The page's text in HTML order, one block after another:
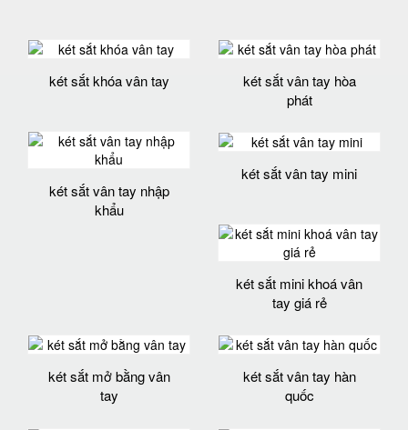
két sắt khóa vân tay
két sắt vân tay hòa
phát
két sắt vân tay nhập
khẩu
két sắt vân tay mini
két sắt mini khoá vân
tay giá rẻ
két sắt mở bằng vân
tay
két sắt vân tay hàn
quốc